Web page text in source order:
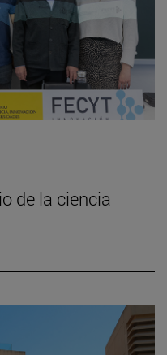
de la ciencia